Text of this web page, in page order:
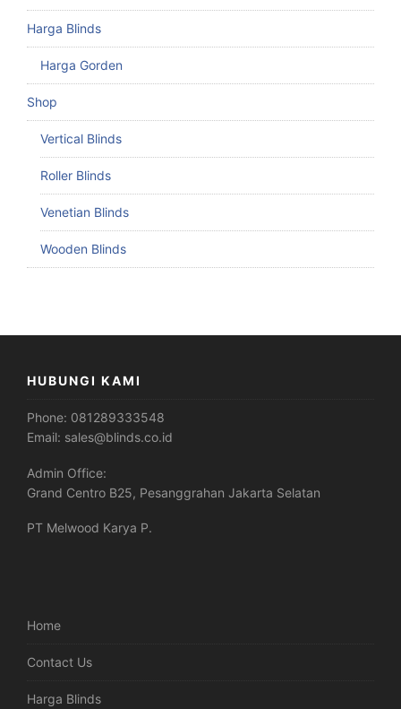
Harga Blinds
Harga Gorden
Shop
Vertical Blinds
Roller Blinds
Venetian Blinds
Wooden Blinds
HUBUNGI KAMI
Phone: 081289333548
Email: sales@blinds.co.id
Admin Office:
Grand Centro B25, Pesanggrahan Jakarta Selatan
PT Melwood Karya P.
Home
Contact Us
Harga Blinds